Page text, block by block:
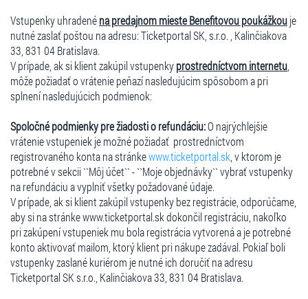
Vstupenky uhradenéna predajnom mieste Benefitovou poukážkouje
nutné zaslať poštou na adresu: Ticketportal SK, s.r.o. , Kalinčiakova
33, 831 04 Bratislava.
V prípade, ak si klient zakúpil vstupenkyprostredníctvom internetu
môže požiadať o vrátenie peňazí nasledujúcim spôsobom a pri
splnení nasledujúcich podmienok:
Spoločné podmienky pre žiadosti o refundáciu:O najrýchlejšie
vrátenie vstupeniek je možné požiadať prostredníctvom
registrovaného konta na stránkewww.ticketportal.sk , v ktorom je
potrebné v sekcii ``Môj účet`` - ``Moje objednávky`` vybrať vstupenky
na refundáciu a vyplniť všetky požadované údaje.
V prípade, ak si klient zakúpil vstupenky bez registrácie, odporúčame,
aby si na stránke www.ticketportal.sk dokončil registráciu, nakoľko
pri zakúpení vstupeniek mu bola registrácia vytvorená a je potrebné
konto aktivovať mailom, ktorý klient pri nákupe zadával. Pokiaľ boli
vstupenky zaslané kuriérom je nutné ich doručiť na adresu
Ticketportal SK s.r.o., Kalinčiakova 33, 831 04 Bratislava.